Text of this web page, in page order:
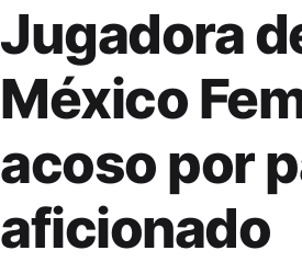
Jugadora
México
acoso por
aficionado